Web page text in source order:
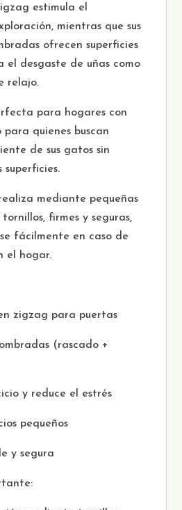
estimula el
mientras que sus
ofrecen superficies
el desgaste de uñas como
relajo.
para hogares con
quienes buscan
de sus gatos sin
mediante pequeñas
firmes y seguras,
fácilmente en caso de
el hogar.
zigzag para puertas
(rascado +
y reduce el estrés
pequeños
y segura